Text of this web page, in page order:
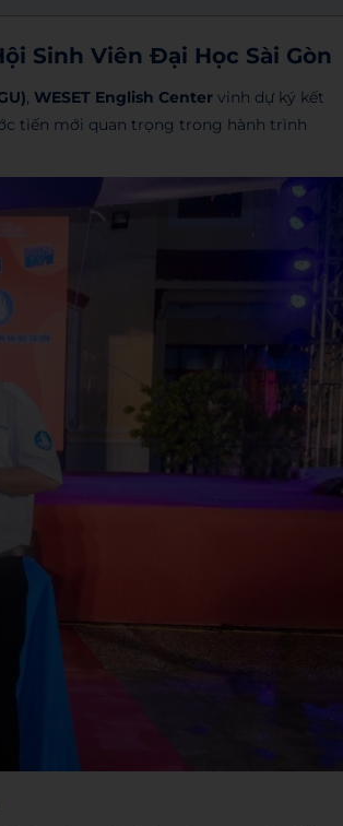
Sinh Viên Đại Học Sài Gòn
, WESET English Center vinh dự ký kết
tiến mới quan trọng trong hành trình